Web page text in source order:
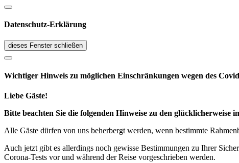
Datenschutz-Erklärung
dieses Fenster schließen
Wichtiger Hinweis zu möglichen Ein­schränk­ungen wegen des
Liebe Gäste!
Bitte beachten Sie die folgenden Hinweise zu den
Alle Gäste dürfen von uns beherbergt werden, wenn bestimmte
Auch jetzt gibt es allerdings noch gewisse Bestimmungen zu Ihrer
Corona-Tests vor und während der Reise vorgeschrieben werden.